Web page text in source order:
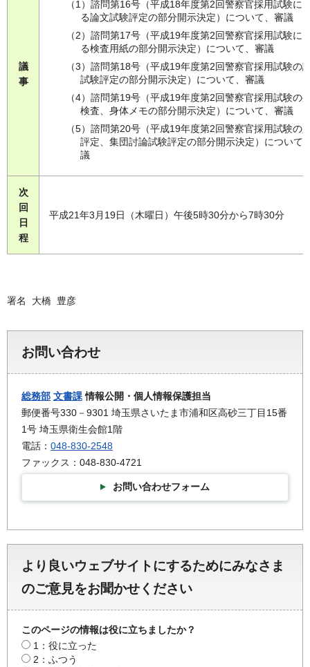
議
事
（1）諮問第16号（平成18年度第2回警察官採用試験に
る論文試験評定の部分開示決定）について、審議
（2）諮問第17号（平成19年度第2回警察官採用試験に
る検査用紙の部分開示決定）について、審議
（3）諮問第18号（平成19年度第2回警察官採用試験の
試験評定の部分開示決定）について、審議
（4）諮問第19号（平成19年度第2回警察官採用試験の
検査、身体メモの部分開示決定）について、審議
（5）諮問第20号（平成19年度第2回警察官採用試験の
評定、集団討論試験評定の部分開示決定）について
議
次
回
日
程
平成21年3月19日（木曜日）午後5時30分から7時30分
署名 大橋 豊彦
お問い合わせ
総務部 文書課情報公開・個人情報保護担当
郵便番号330－9301 埼玉県さいたま市浦和区高砂三丁目15番
1号 埼玉県衛生会館1階
電話： 048-830-2548
ファックス：048-830-4721
お問い合わせフォーム
より良いウェブサイトにするためにみなさま
のご意見をお聞かせください
このページの情報は役に立ちましたか？
1：役に立った
2：ふつう